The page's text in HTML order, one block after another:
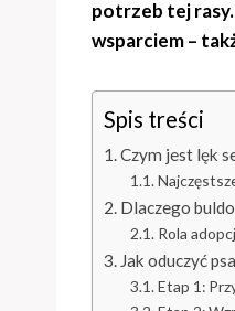
potrzeb tej rasy.
wsparciem –
Spis treści
Czym jest lęk
Dlaczego
Rola
Jak oduczyć
Etap 1: